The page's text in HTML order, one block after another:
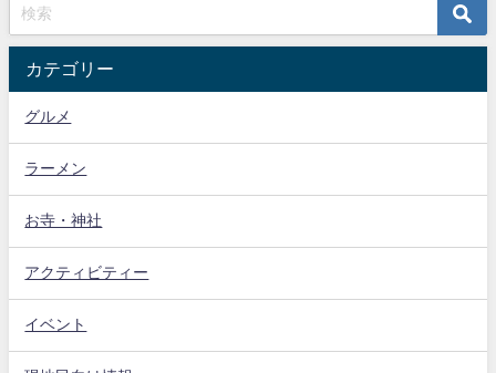
カテゴリー
グルメ
ラーメン
お寺・神社
アクティビティー
イベント